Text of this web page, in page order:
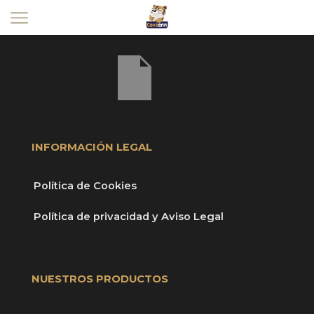
INFORMACIÓN LEGAL
Política de Cookies
Política de privacidad y Aviso Legal
NUESTROS PRODUCTOS